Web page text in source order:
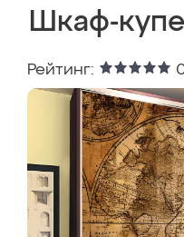
Шкаф-
Рейтинг: